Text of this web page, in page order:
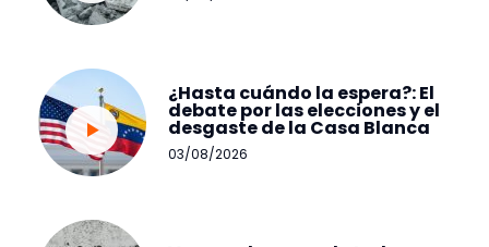
¿Hasta cuándo la espera?: El
debate por las elecciones y el
desgaste de la Casa Blanca
03/08/2026